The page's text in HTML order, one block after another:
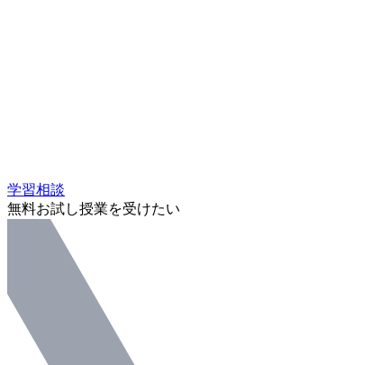
学習相談
無料お試し授業を受けたい